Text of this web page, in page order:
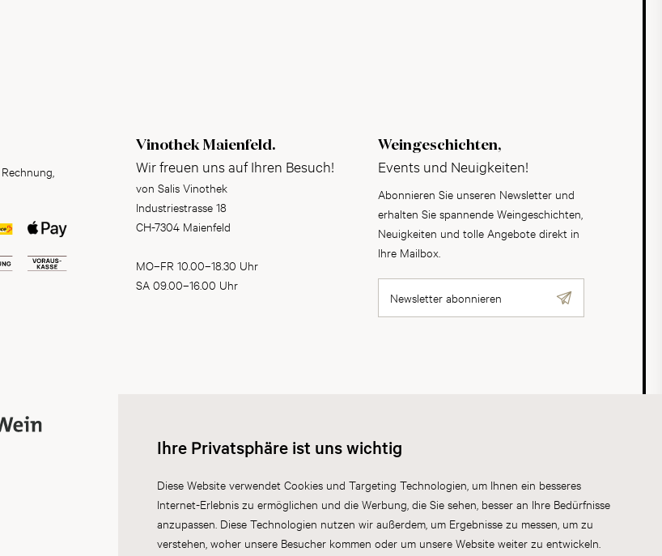
Ihre Privatsphäre ist uns wichtig
Diese Website verwendet Cookies und Targeting Technologien, um Ihnen ein besseres
Internet-Erlebnis zu ermöglichen und die Werbung, die Sie sehen, besser an Ihre Bedürfnisse
anzupassen. Diese Technologien nutzen wir außerdem, um Ergebnisse zu messen, um zu
verstehen, woher unsere Besucher kommen oder um unsere Website weiter zu entwickeln.
Vinothek Maienfeld.
Wir freuen uns auf Ihren Besuch!
von Salis Vinothek
Industriestrasse 18
CH-7304 Maienfeld
MO–FR 10.00–18.30 Uhr
SA 09.00–16.00 Uhr
Weingeschichten,
Events und Neuigkeiten!
Abonnieren Sie unseren Newsletter und
erhalten Sie spannende Weingeschichten,
Neuigkeiten und tolle Angebote direkt in
Ihre Mailbox.
Newsletter abonnieren